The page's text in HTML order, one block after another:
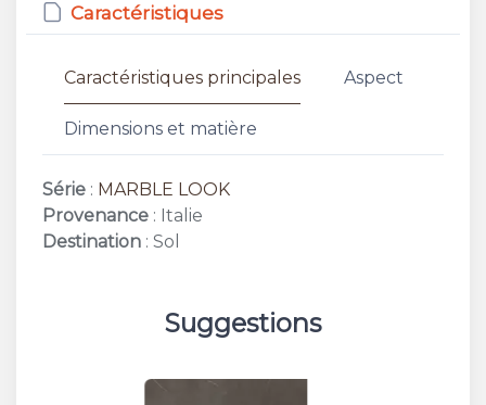
Caractéristiques
Caractéristiques principales Aspect
Dimensions et matière
Série : MARBLE LOOK
Provenance : Italie
Destination : Sol
Suggestions